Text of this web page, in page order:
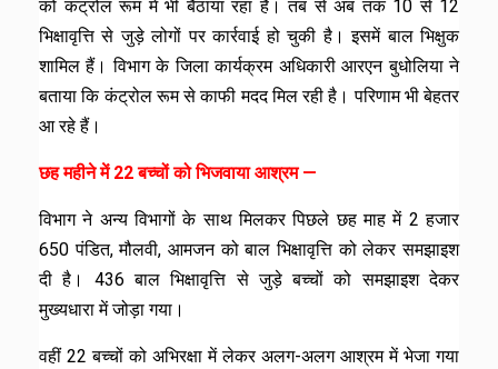
को कंट्रोल रूम में भी बैठाया रहा है। तब से अब तक 10 से 12
भिक्षावृत्ति से जुड़े लोगों पर कार्रवाई हो चुकी है। इसमें बाल भिक्षुक
शामिल हैं। विभाग के जिला कार्यक्रम अधिकारी आरएन बुधोलिया ने
बताया कि कंट्रोल रूम से काफी मदद मिल रही है। परिणाम भी बेहतर
आ रहे हैं।
छह महीने में 22 बच्चों को भिजवाया आश्रम —
विभाग ने अन्य विभागों के साथ मिलकर पिछले छह माह में 2 हजार
650 पंडित, मौलवी, आमजन को बाल भिक्षावृत्ति को लेकर समझाइश
दी है। 436 बाल भिक्षावृत्ति से जुड़े बच्चों को समझाइश देकर
मुख्यधारा में जोड़ा गया।
वहीं 22 बच्चों को अभिरक्षा में लेकर अलग-अलग आश्रम में भेजा गया